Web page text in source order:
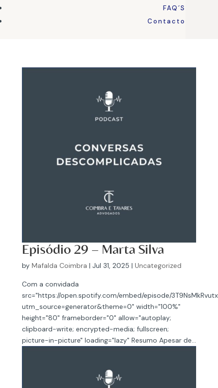
FAQ´S
Contacto
Episódio 29 – Marta Silva
by Mafalda Coimbra | Jul 31, 2025 | Uncategorized
Com a convidada
src="https://open.spotify.com/embed/episode/
utm_source=generator&theme=0" width="100%"
height="80" frameborder="0" allow="autoplay;
clipboard-write; encrypted-media; fullscreen;
picture-in-picture" loading="lazy" Resumo Apesar de...